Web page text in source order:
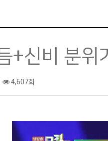
+신비 분
4,607회